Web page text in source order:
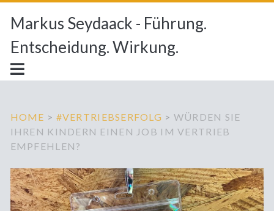
Markus Seydaack - Führung.
Entscheidung. Wirkung.
HOME > #VERTRIEBSERFOLG > WÜRDEN SIE
IHREN KINDERN EINEN JOB IM VERTRIEB
EMPFEHLEN?